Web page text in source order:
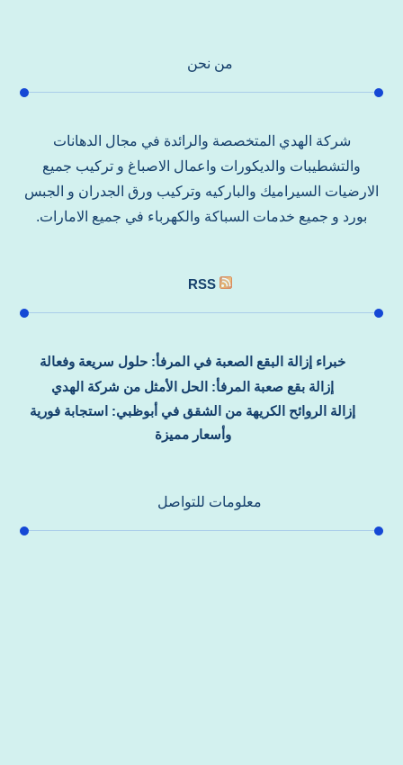
من نحن
شركة الهدي المتخصصة والرائدة في مجال الدهانات
والتشطيبات والديكورات واعمال الاصباغ و تركيب جميع
الارضيات السيراميك والباركيه وتركيب ورق الجدران و الجبس
بورد و جميع خدمات السباكة والكهرباء في جميع الامارات.
RSS
خبراء إزالة البقع الصعبة في المرفأ: حلول سريعة وفعالة
إزالة بقع صعبة المرفأ: الحل الأمثل من شركة الهدي
إزالة الروائح الكريهة من الشقق في أبوظبي: استجابة فورية
وأسعار مميزة
معلومات للتواصل